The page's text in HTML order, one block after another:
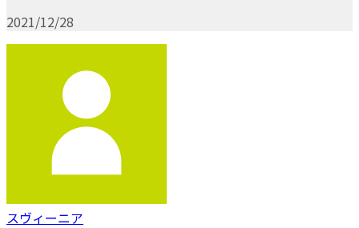
2021/12/28
スヴィーニア